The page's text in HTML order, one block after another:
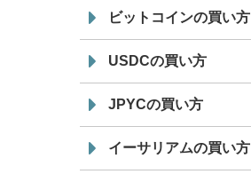
ビットコインの買い方
USDCの買い方
JPYCの買い方
イーサリアムの買い方